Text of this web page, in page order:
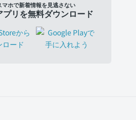
マホで新着情報を見逃さない
プリを無料ダウンロード